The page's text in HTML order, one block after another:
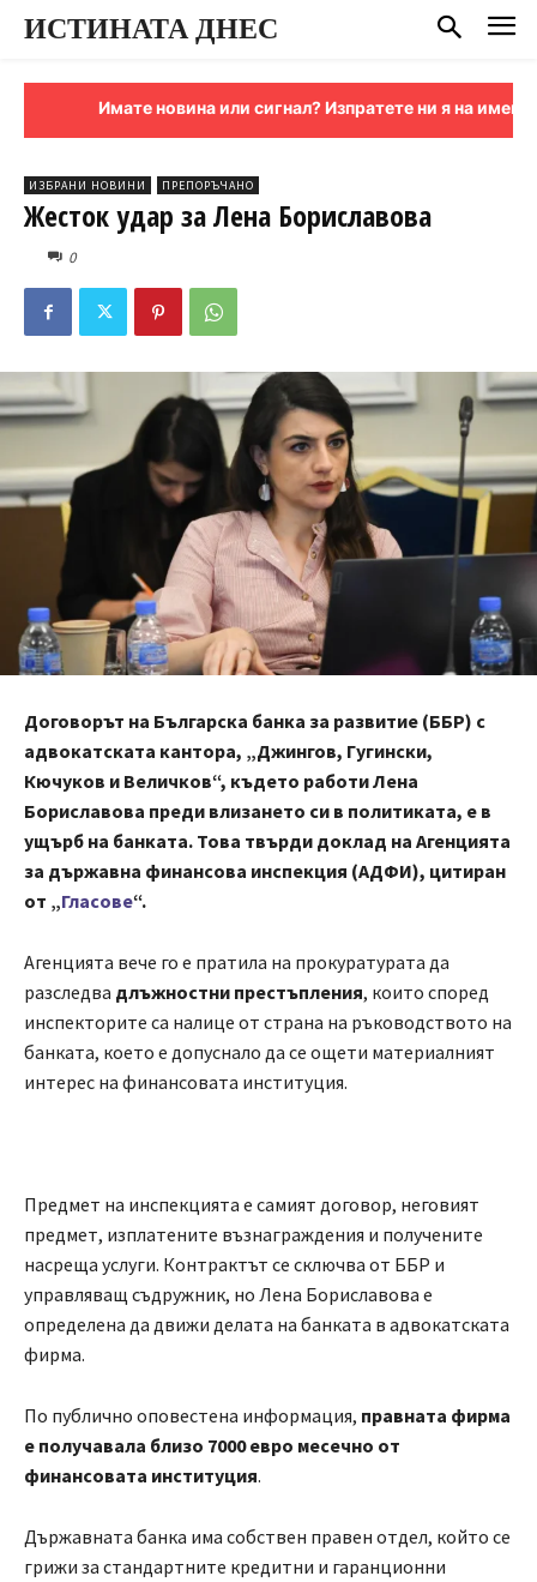
ИСТИНАТА ДНЕС
Имате новина или сигнал? Изпратете ни я на имейл:
ИЗБРАНИ НОВИНИ ПРЕПОРЪЧАНО
Жесток удар за Лена Бориславова
0
Договорът на Българска банка за развитие (ББР) с
адвокатската кантора, „Джингов, Гугински,
Кючуков и Величков“, където работи Лена
Бориславова преди влизането си в политиката, е в
ущърб на банката. Това твърди доклад на Агенцията
за държавна финансова инспекция (АДФИ), цитиран
от „Гласове“.
Агенцията вече го е пратила на прокуратурата да
разследва длъжностни престъпления, които според
инспекторите са налице от страна на ръководството на
банката, което е допуснало да се ощети материалният
интерес на финансовата институция.
Предмет на инспекцията е самият договор, неговият
предмет, изплатените възнаграждения и получените
насреща услуги. Контрактът се сключва от ББР и
управляващ съдружник, но Лена Бориславова е
определена да движи делата на банката в адвокатската
фирма.
По публично оповестена информация, правната фирма
е получавала близо 7000 евро месечно от
финансовата институция.
Държавната банка има собствен правен отдел, който се
грижи за стандартните кредитни и гаранционни